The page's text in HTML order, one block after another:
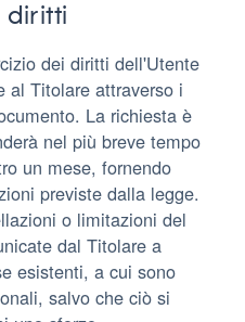
diritti
dei diritti dell'Utente
al Titolare attraverso i
La richiesta è
nel più breve tempo
un mese, fornendo
previste dalla legge.
o limitazioni del
dal Titolare a
esistenti, a cui sono
salvo che ciò si